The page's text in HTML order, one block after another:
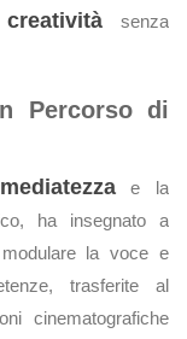
creativitàsenza
Percorso di
e la
ha insegnato a
la voce e
trasferite al
cinematografiche